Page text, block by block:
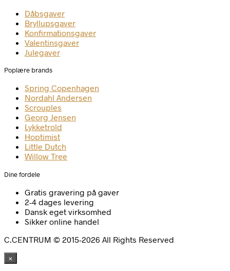
Dåbsgaver
Bryllupsgaver
Konfirmationsgaver
Valentinsgaver
Julegaver
Poplære brands
Spring Copenhagen
Nordahl Andersen
Scrouples
Georg Jensen
Lykketrold
Hoptimist
Little Dutch
Willow Tree
Dine fordele
Gratis gravering på gaver
2-4 dages levering
Dansk eget virksomhed
Sikker online handel
C.CENTRUM © 2015-2026 All Rights Reserved
×